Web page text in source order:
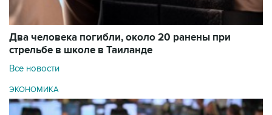
Два человека погибли, около 20 ранены при
стрельбе в школе в Таиланде
Все новости
ЭКОНОМИКА